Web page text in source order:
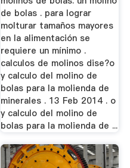
de bolas . para lograr
molturar tamaños mayores
en la alimentación se
requiere un mínimo .
calculos de molinos dise?o
y calculo del molino de
bolas para la molienda de
minerales . 13 Feb 2014 . o
y calculo del molino de
bolas para la molienda de ...